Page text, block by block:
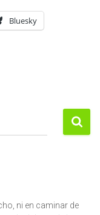
Bluesky
ni en caminar de